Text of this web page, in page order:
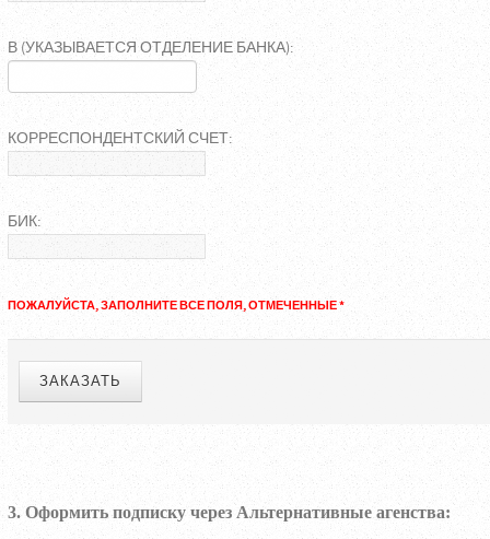
В (УКАЗЫВАЕТСЯ ОТДЕЛЕНИЕ БАНКА):
КОРРЕСПОНДЕНТСКИЙ СЧЕТ:
БИК:
ПОЖАЛУЙСТА, ЗАПОЛНИТЕ ВСЕ ПОЛЯ, ОТМЕЧЕННЫЕ *
3. Оформить подписку через Альтернативные агенства: